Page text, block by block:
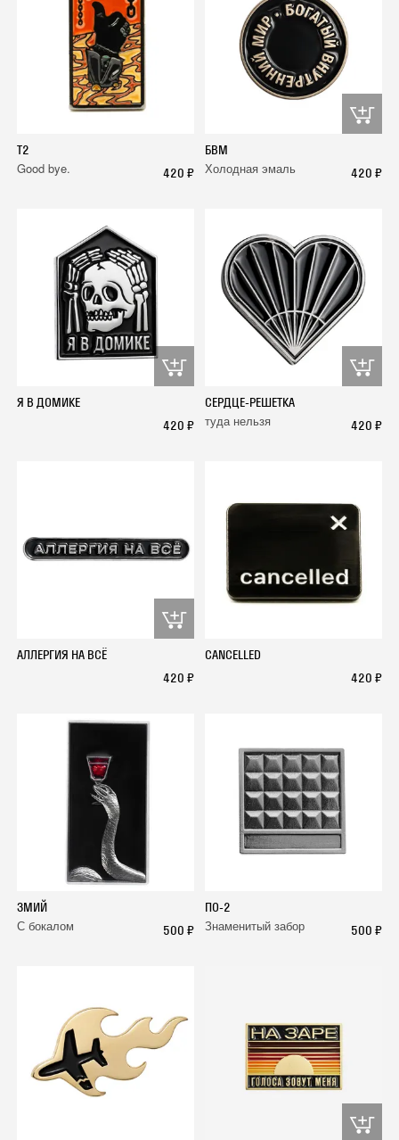
T2
Good bye. 420 ₽
БВМ
Холодная эмаль 420 ₽
Я В ДОМИКЕ
420 ₽
СЕРДЦЕ-РЕШЕТКА
туда нельзя 420 ₽
АЛЛЕРГИЯ НА ВСЁ
420 ₽
CANCELLED
420 ₽
ЗМИЙ
С бокалом 500 ₽
ПО-2
Знаменитый забор 500 ₽